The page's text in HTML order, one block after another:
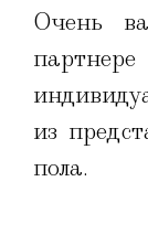
Очень
из
пола.